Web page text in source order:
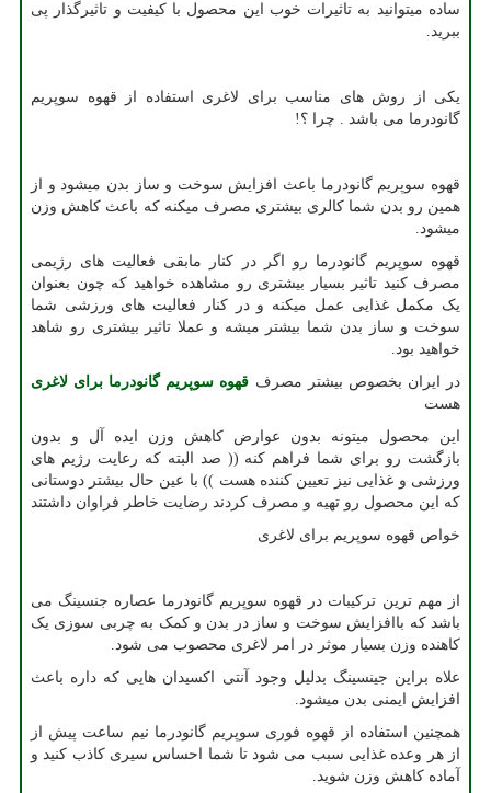
ساده میتوانید به تاثیرات خوب این محصول با کیفیت و تاثیرگذار پی
ببرید.
یکی از روش های مناسب برای لاغری استفاده از قهوه سوپریم
گانودرما می باشد . چرا ؟ !
قهوه سوپریم گانودرما باعث افزایش سوخت و ساز بدن میشود و از
همین رو بدن شما کالری بیشتری مصرف میکنه که باعث کاهش وزن
میشود.
قهوه سوپریم گانودرما رو اگر در کنار مابقی فعالیت های رژیمی
مصرف کنید تاثیر بسیار بیشتری رو مشاهده خواهید که چون بعنوان
یک مکمل غذایی عمل میکنه و در کنار فعالیت های ورزشی شما
سوخت و ساز بدن شما بیشتر میشه و عملا تاثیر بیشتری رو شاهد
خواهید بود.
در ایران بخصوص بیشتر مصرف قهوه سوپریم گانودرما برای لاغری
هست
این محصول میتونه بدون عوارض کاهش وزن ایده آل و بدون
بازگشت رو برای شما فراهم کنه (( صد البته که رعایت رژیم های
ورزشی و غذایی نیز تعیین کننده هست )) با عین حال بیشتر دوستانی
که این محصول رو تهیه و مصرف کردند رضایت خاطر فراوان داشتند
خواص قهوه سوپریم برای لاغری
از مهم ترین ترکیبات در قهوه سوپریم گانودرما عصاره جنسینگ می
باشد که باافزایش سوخت و ساز در بدن و کمک به چربی سوزی یک
کاهنده وزن بسیار موثر در امر لاغری محصوب می شود.
علاه براین جینسینگ بدلیل وجود آنتی اکسیدان هایی که داره باعث
افزایش ایمنی بدن میشود.
همچنین استفاده از قهوه فوری سوپریم گانودرما نیم ساعت پیش از
از هر وعده غذایی سبب می شود تا شما احساس سیری کاذب کنید و
آماده کاهش وزن شوید.